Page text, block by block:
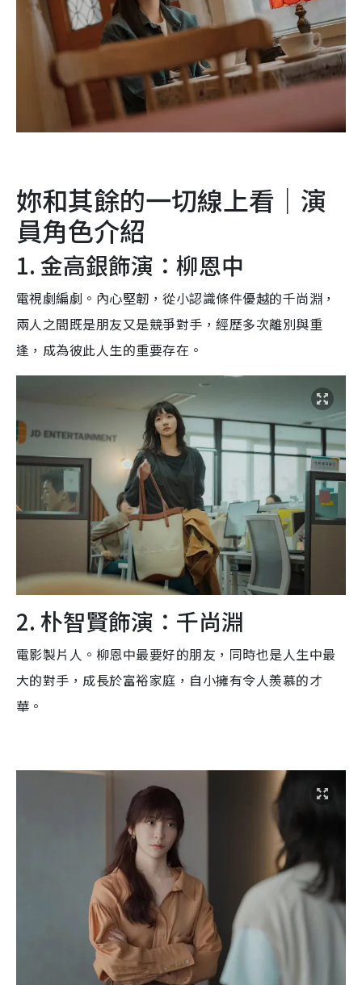
妳和其餘的一切線上看｜演
員角色介紹
1. 金高銀飾演：柳恩中
電視劇編劇。內心堅韌，從小認識條件優越的千尚淵，
兩人之間既是朋友又是競爭對手，經歷多次離別與重
逢，成為彼此人生的重要存在。
2. 朴智賢飾演：千尚淵
電影製片人。柳恩中最要好的朋友，同時也是人生中最
大的對手，成長於富裕家庭，自小擁有令人羨慕的才
華。